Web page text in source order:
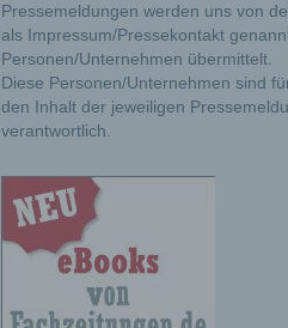
Pressemeldungen werden uns von
als Impressum/Pressekontakt
Personen/Unternehmen übermittelt.
Diese Personen/Unternehmen sind
den Inhalt der jeweiligen
verantwortlich.